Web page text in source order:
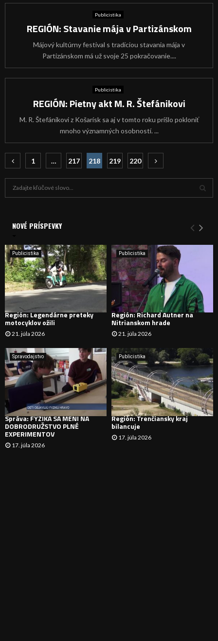
Publicistika
REGIÓN: Stavanie mája v Partizánskom
Májový kultúrny festival s tradíciou stavania mája v
Partizánskom má už svoje 25 pokračovanie....
Publicistika
REGIÓN: Pietny akt M. R. Štefánikovi
M. R. Štefánikovi z Košarísk sa aj v tomto roku prišlo pokloniť
mnoho významných osobností. ...
Navigácia
v
článkoch
1 … 217 218 219 220
i
e
:
Y
H
D
A
N
I
NOVÉ PRÍSPEVKY
Publicistika
Región: Legendárne preteky
motocyklov ožili
21. júla 2026
Publicistika
Región: Richard Autner na
Nitrianskom hrade
21. júla 2026
Spravodajstvo
Správa: FYZIKA SA MENÍ NA
DOBRODRUŽSTVO PLNÉ
EXPERIMENTOV
17. júla 2026
Publicistika
Región: Trenčiansky kraj
bilancuje
17. júla 2026